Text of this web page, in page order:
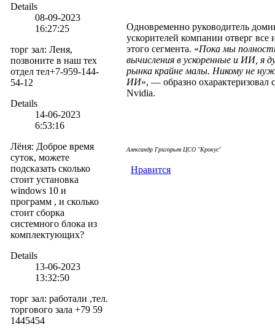
Details
08-09-2023
16:27:25
торг зал: Леня,
позвоните в наш тех
отдел тел+7-959-144-
54-12
Details
14-06-2023
6:53:16
Лёня: Доброе время
суток, можете
подсказать сколько
стоит установка
windows 10 и
программ , и сколько
стоит сборка
системного блока из
комплектующих?
Details
13-06-2023
13:32:50
торг зал: работали ,тел.
торгового зала +79 59
1445454
Одновременно руководитель
ускорителей компании отверг
этого сегмента. «Пока мы
вычисления в ускоренные и ИИ, я
рынка крайне малы. Никому не
ИИ», — образно охарактеризовал
Nvidia.
Александр Григорьев ЦСО "Крокус"
Нравится